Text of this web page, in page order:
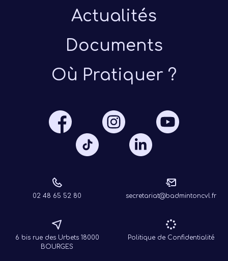
Actualités
Documents
Où Pratiquer ?
02 48 65 52 80 secretariat@badmintoncvl.fr
6 bis rue des Urbets 18000
BOURGES
Politique de Confidentialité